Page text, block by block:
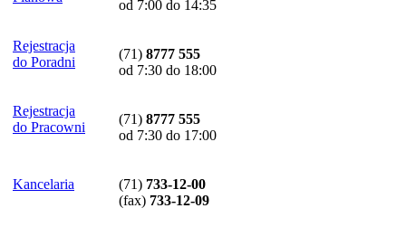
od 7:00 do 14:35
Rejestracja
do Poradni
(71) 8777 555
od 7:30 do 18:00
Rejestracja
do Pracowni
(71) 8777 555
od 7:30 do 17:00
Kancelaria (71) 733-12-00
(fax) 733-12-09